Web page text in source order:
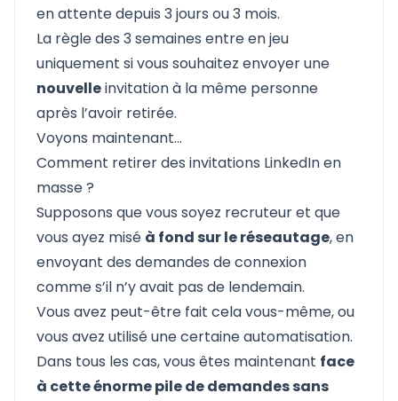
en attente depuis 3 jours ou 3 mois.
La règle des 3 semaines entre en jeu
uniquement si vous souhaitez envoyer une
nouvelleinvitation à la même personne
après l’avoir retirée.
Voyons maintenant…
Comment retirer des invitations LinkedIn en
masse ?
Supposons que vous soyez recruteur et que
vous ayez misé à fond sur le réseautage, en
envoyant des demandes de connexion
comme s’il n’y avait pas de lendemain.
Vous avez peut-être fait cela vous-même, ou
vous avez utilisé une certaine automatisation.
Dans tous les cas, vous êtes maintenant face
à cette énorme pile de demandes sans